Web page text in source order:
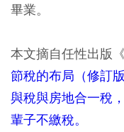
畢業。
本文摘自任性出版《
節稅的布局（修訂
與稅與房地合一稅
輩子不繳稅。